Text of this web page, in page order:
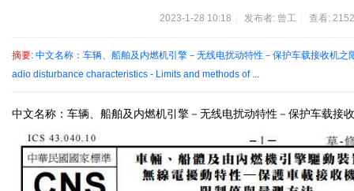
术
社
2023-1-28 10:18 发布者: 曾工 查看: 2152
摘要: 中文名称：车辆、船舶及内燃机引擎－无线电扰动特性－保护车载接收机
adio disturbance characteristics - Limits and methods of ...
中文名称：车辆、船舶及内燃机引擎－无线电扰动特性－保护车载接